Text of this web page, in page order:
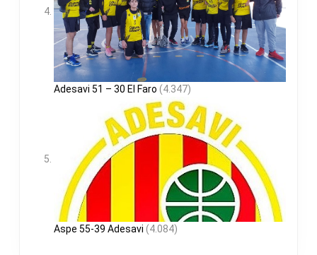
Adesavi 51 – 30 El Faro (4.347)
Aspe 55-39 Adesavi (4.084)